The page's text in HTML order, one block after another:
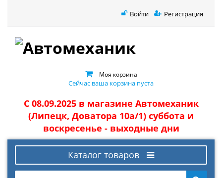
Войти Регистрация
Моя корзина
Сейчас ваша корзина пуста
С 08.09.2025 в магазине Автомеханик
(Липецк, Доватора 10а/1) суббота и
воскресенье - выходные дни
Каталог товаров